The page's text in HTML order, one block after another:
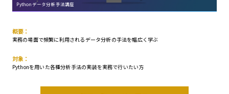
Pythonデータ分析手法講座
概要：
実務の場面で頻繁に利用されるデータ分析の手法を幅広く学ぶ
対象：
Pythonを用いた各種分析手法の実装を実務で行いたい方